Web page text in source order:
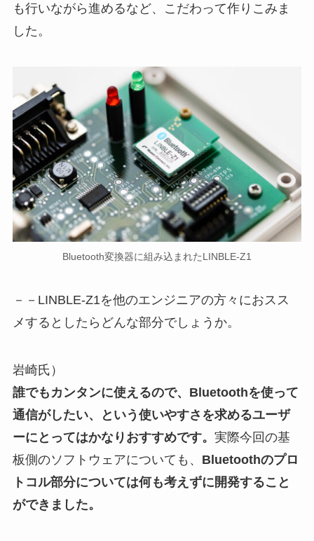
も行いながら進めるなど、こだわって作りこみま
した。
Bluetooth変換器に組み込まれたLINBLE-Z1
－－LINBLE-Z1を他のエンジニアの方々におスス
メするとしたらどんな部分でしょうか。
岩崎氏）
誰でもカンタンに使えるので、Bluetoothを使って
通信がしたい、という使いやすさを求めるユーザ
ーにとってはかなりおすすめです。 実際今回の基
板側のソフトウェアについても、 Bluetoothのプロ
トコル部分については何も考えずに開発すること
ができました。